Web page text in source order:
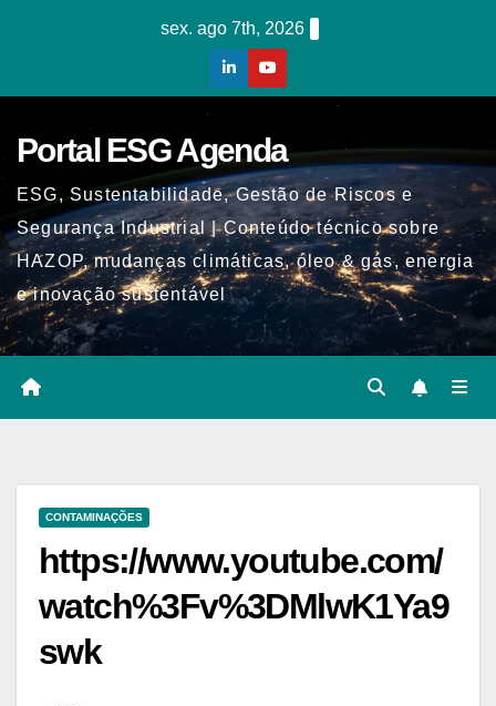
sex. ago 7th, 2026
Portal ESG Agenda
ESG, Sustentabilidade, Gestão de Riscos e
Segurança Industrial | Conteúdo técnico sobre
HAZOP, mudanças climáticas, óleo & gás, energia
e inovação sustentável
CONTAMINAÇÕES
https://www.youtube.com/
watch%3Fv%3DMlwK1Ya9
swk